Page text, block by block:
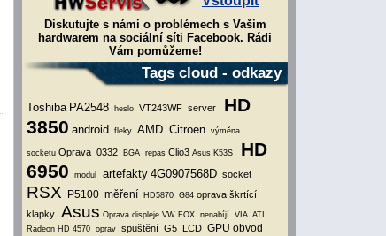
Diskutujte s námi o problémech s Vašim
hardwarem na sociální síti Facebook. Rádi
Vám pomůžeme!
Tags cloud - odkazy
Toshiba PA2548 heslo VT243WF server
HD
3850 android fleky AMD Citroen výměna
socketu Oprava 0332 BGA repas Clio3 Asus K53S
HD
6950
modul artefakty 4G0907568D socket
RSX P5100 měření HD5870 G84 oprava škrtící
klapky Asus Oprava displeje VW FOX nenabíjí VIA ATI
Radeon HD 4570 oprav spuštění G5 LCD GPU obvod